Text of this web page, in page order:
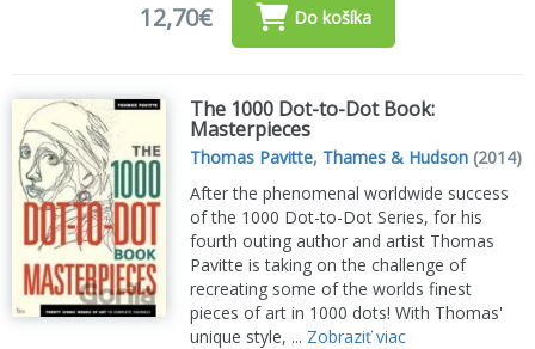
12,70€ Do košíka
The 1000 Dot-to-Dot Book:
Masterpieces
Thomas Pavitte, Thames & Hudson (2014)
After the phenomenal worldwide success
of the 1000 Dot-to-Dot Series, for his
fourth outing author and artist Thomas
Pavitte is taking on the challenge of
recreating some of the worlds finest
pieces of art in 1000 dots! With Thomas'
unique style, ... Zobraziť viac